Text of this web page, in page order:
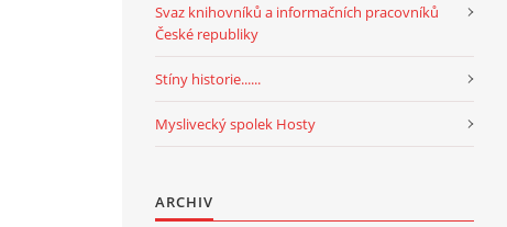
Svaz knihovníků a informačních pracovníků
České republiky
Stíny historie......
Myslivecký spolek Hosty
ARCHIV